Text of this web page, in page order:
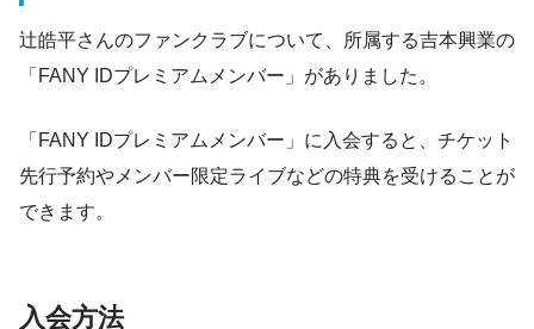
辻皓平さんのファンクラブについて、所属する吉本興業の
「 FANY IDプレミアム メンバー」がありました。
「 FANY IDプレミアム メンバー」に入会すると、チケット
先行予約やメンバー限定ライブなどの特典を受けることが
できます。
入会方法